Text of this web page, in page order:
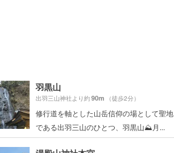
羽黒山
出羽三山神社より約90m （徒歩2分）
修行道を軸とした山岳信仰の場として聖地
である出羽三山のひとつ、羽黒山⛰月...